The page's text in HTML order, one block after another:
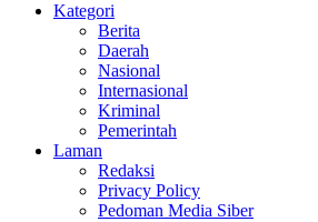
Kategori
Berita
Daerah
Nasional
Internasional
Kriminal
Pemerintah
Laman
Redaksi
Privacy Policy
Pedoman Media Siber